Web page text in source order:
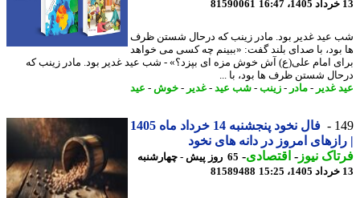
81590061
غدیر بود. مادر زینب که درحال شستن ظرف
با صدای بلند گفت: «ببینم چه کسی می خواهد
امام علی(ع) آش خوش مزه ای بپزد؟» - شب عید غدیر بود. مادر زینب که
شستن ظرف ها بود، با ...
غدیر-مادر -زینب -شب عید-غدیر-خوش-عید
فال نخود پنجشنبه 14 خرداد ماه 1405
امروز در دانه های نخود
نیوز-اقتصادی-
65 روز پیش - چهارشنبه
81589488